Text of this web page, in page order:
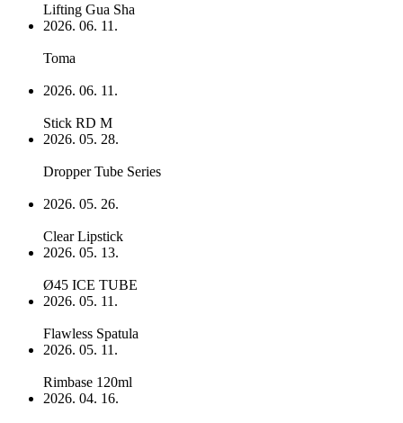
Lifting Gua Sha
2026. 06. 11.
Toma
2026. 06. 11.
Stick RD M
2026. 05. 28.
Dropper Tube Series
2026. 05. 26.
Clear Lipstick
2026. 05. 13.
Ø45 ICE TUBE
2026. 05. 11.
Flawless Spatula
2026. 05. 11.
Rimbase 120ml
2026. 04. 16.